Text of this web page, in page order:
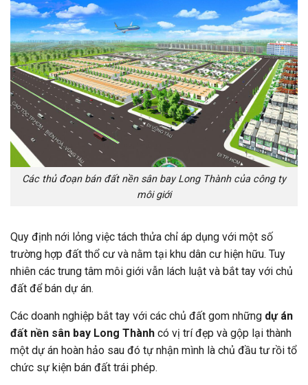
Các thủ đoạn bán đất nền sân bay Long Thành của công ty
môi giới
Quy định nới lỏng việc tách thửa chỉ áp dụng với một số
trường hợp đất thổ cư và nằm tại khu dân cư hiện hữu. Tuy
nhiên các trung tâm môi giới vẫn lách luật và bắt tay với chủ
đất để bán dự án.
Các doanh nghiệp bắt tay với các chủ đất gom những dự án
đất nền sân bay Long Thành có vị trí đẹp và gộp lại thành
một dự án hoàn hảo sau đó tự nhận mình là chủ đầu tư rồi tổ
chức sự kiện bán đất trái phép.